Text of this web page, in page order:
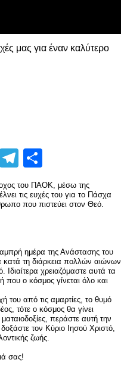
μας για έναν καλύτερο
LinkedIn
Telegram
του ΠΑΟΚ, μέσω της
τις ευχές του για το Πάσχα
που πιστεύει στον Θεό.
λαμπρή ημέρα της Ανάστασης του
κατά τη διάρκεια πολλών αιώνων
χρειαζόμαστε αυτά τα
ο κόσμος γίνεται όλο και
του από τις αμαρτίες, το θυμό
τότε ο κόσμος θα γίνει
περάστε αυτή την
τον Κύριο Ιησού Χριστό,
ζωής.
σας!